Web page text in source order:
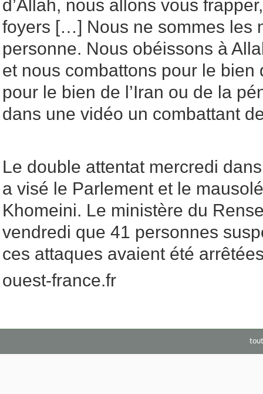
d’Allah, nous allons vous
foyers […] Nous ne sommes les
personne. Nous obéissons à
et nous combattons pour le bien
pour le bien de l’Iran ou de la
dans une vidéo un combattant
Le double attentat mercredi
a visé le Parlement et le
Khomeini. Le ministère du
vendredi que 41 personnes
ces attaques avaient été
ouest-france.fr